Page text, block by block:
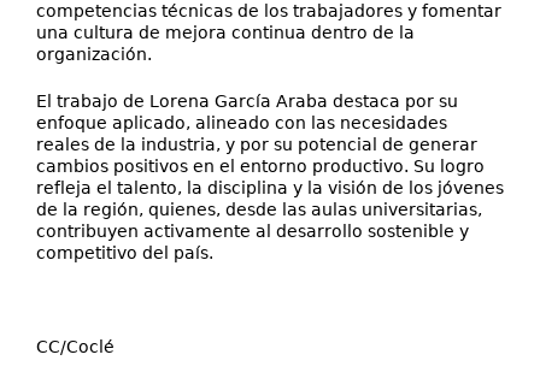
competencias técnicas de los trabajadores y fomentar
una cultura de mejora continua dentro de la
organización.
El trabajo de Lorena García Araba destaca por su
enfoque aplicado, alineado con las necesidades
reales de la industria, y por su potencial de generar
cambios positivos en el entorno productivo. Su logro
refleja el talento, la disciplina y la visión de los jóvenes
de la región, quienes, desde las aulas universitarias,
contribuyen activamente al desarrollo sostenible y
competitivo del país.
CC/Coclé